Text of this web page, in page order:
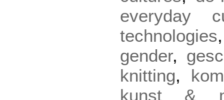
everyday
technologies
gender,
knitting,
kunst &